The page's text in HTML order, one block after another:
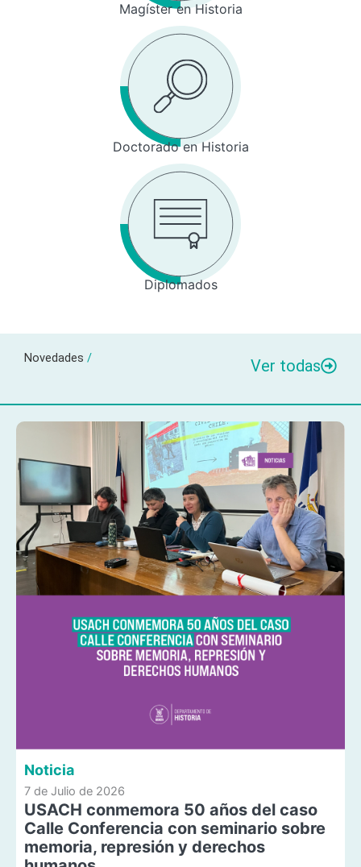
Magíster en Historia
Doctorado en Historia
Diplomados
Novedades / Ver todas
Noticia
7 de Julio de 2026
USACH conmemora 50 años del caso
Calle Conferencia con seminario sobre
memoria, represión y derechos